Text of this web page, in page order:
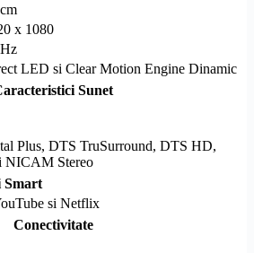
x 1080
LED si Clear Motion Engine Dinamic
Sunet
Plus, DTS TruSurround, DTS HD,
NICAM Stereo
Smart
si Netflix
Conectivitate